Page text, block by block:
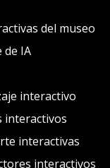
del museo
de IA
interactivo
interactivos
interactivas
interactivos